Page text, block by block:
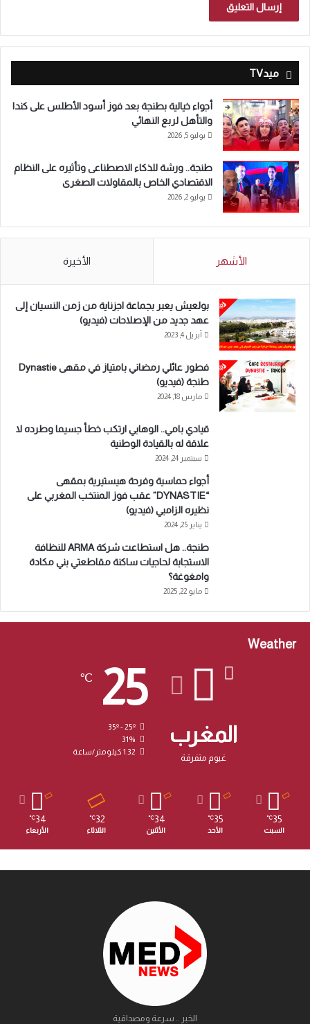
ميدTV
أجواء خيالية بطنجة بعد فوز أسود الأطلس على كندا
والتأهل لربع النهائي
يوليو 5, 2026
طنجة.. ورشة للذكاء الاصطناعى وتأثيره على النظام
الاقتصادي الخاص بالمقاولات الصغرى
يوليو 2, 2026
الأشهر الأخيرة
بولعيش يعبر بجماعة اجزناية من زمن النسيان إلى
عهد جديد من الإصلاحات (فيديو)
أبريل 4, 2023
فطور عائلي رمضاني بامتياز في مقهى Dynastie
طنجة (فيديو)
مارس 18, 2024
قيادي بامي.. الوهابي ارتكب خطأ جسيما وطرده لا
علاقة له بالقيادة الوطنية
سبتمبر 24, 2024
أجواء حماسية وفرحة هيستيرية بمقهى
“DYNASTIE” عقب فوز المنتخب المغربي على
نظيره الزامبي (فيديو)
يناير 25, 2024
طنجة.. هل استطاعت شركة ARMA للنظافة
الاستجابة لحاجيات ساكنة مقاطعتي بني مكادة
وامغوغة؟
مايو 22, 2025
Weather
المغرب
غيوم متفرقة
25
℃
31%
1.32 كيلومتر/ساعة
35
℃
السبت
35
℃
الأحد
34
℃
الأثنين
32
℃
الثلاثاء
34
℃
الأربعاء
الخبر .. سرعة ومصداقية